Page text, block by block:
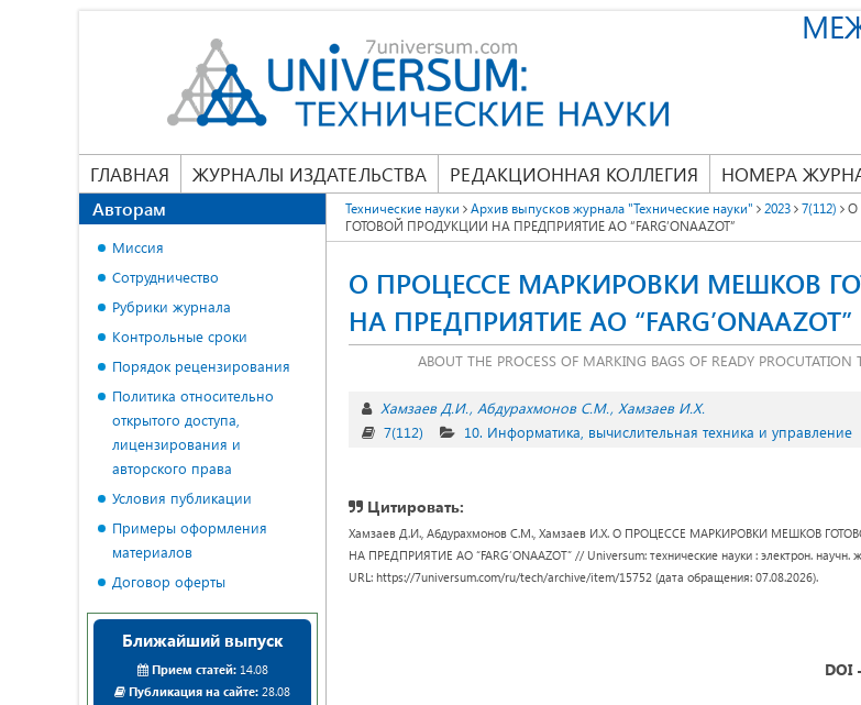
ГЛАВНАЯ ЖУРНАЛЫ ИЗДАТЕЛЬСТВА РЕДАКЦИОННАЯ КОЛЛЕГИЯ НОМЕРА
Технические науки Архив выпусков журнала "Технические науки" 2023 7(112)
О
ГОТОВОЙ ПРОДУКЦИИ НА ПРЕДПРИЯТИЕ АО “FARG’ONAAZOT”
О ПРОЦЕССЕ МАРКИРОВКИ МЕШКОВ
НА ПРЕДПРИЯТИЕ АО “FARG’ONAAZOT”
ABOUT THE PROCESS OF MARKING BAGS OF READY PROCUTATION
Хамзаев Д.И. Абдурахмонов С.М. Хамзаев И.Х.
7(112)
10. Информатика, вычислительная техника и управление
Цитировать:
Хамзаев Д.И., Абдурахмонов С.М., Хамзаев И.Х. О ПРОЦЕССЕ МАРКИРОВКИ МЕШКОВ
НА ПРЕДПРИЯТИЕ АО “FARG’ONAAZOT” // Universum: технические науки : электрон. научн.
URL: https://7universum.com/ru/tech/archive/item/15752 (дата обращения: 07.08.2026).
DOI
Авторам
Миссия
Сотрудничество
Рубрики журнала
Контрольные сроки
Порядок рецензирования
Политика относительно
открытого доступа,
лицензирования и
авторского права
Условия публикации
Примеры оформления
материалов
Договор оферты
Ближайший выпуск
Прием статей:14.08
Публикация на сайте: 28.08